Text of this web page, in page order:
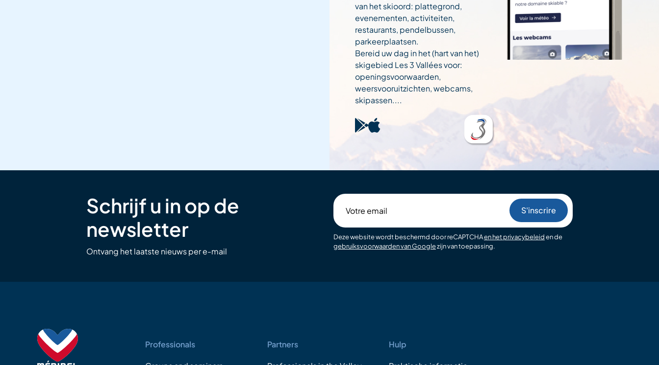
van het skioord: plattegrond,
evenementen, activiteiten,
restaurants, pendelbussen,
parkeerplaatsen.
Bereid uw dag in het (hart van het)
skigebied Les 3 Vallées voor:
openingsvoorwaarden,
weersvooruitzichten, webcams,
skipassen....
Schrijf u in op de
newsletter
Ontvang het laatste nieuws per e-mail
email
Deze website wordt beschermd door reCAPTCHAen het privacybeleiden de
gebruiksvoorwaarden van Googlezijn van toepassing.
Professionals Partners Hulp